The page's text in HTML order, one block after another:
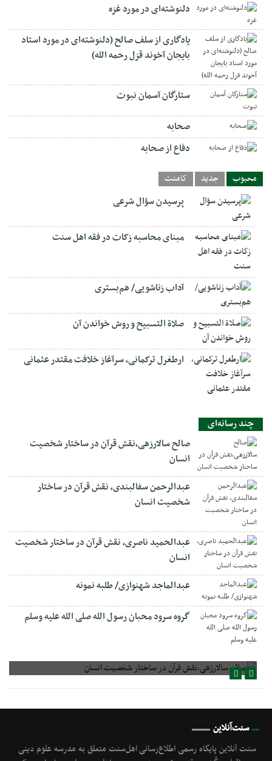
دلنوشته‌ای در مورد غزه
یادگاری از سلف صالح (دلنوشته‌ای در مورد استاد
بایجان آخوند قزل رحمه الله)
ستارگان آسمان نبوت
صحابه
دفاع از صحابه
محبوب جدید کامنت
پرسیدن سؤال شرعی
مبنای محاسبه زکات در فقه اهل سنت
آداب زناشویی/ هم‌بستری
صلاة التسبيح و روش خواندن آن
ارطغرل ترکمانی، سرآغاز خلافت مقتدر عثمانی
چند رسانه‌ای
صالح سالارزهی،‌نقش قرآن در ساختار شخصیت
انسان
عبدالرحمن سفالبندی، نقش قرآن در ساختار
شخصیت انسان
عبدالحمید ناصری، نقش قرآن در ساختار شخصیت
انسان
عبدالماجد شهنوازی/ طلبه نمونه
گروه سرود محبان رسول الله صلی الله علیه وسلم
صالح سالارزهی،‌نقش قرآن در ساختار شخصیت انسان
سنت‌آنلاین
سنت آنلاین پایگاه رسمی اطلاع‌رسانی اهل‌سنت متعلق به مدرسه علوم دینی